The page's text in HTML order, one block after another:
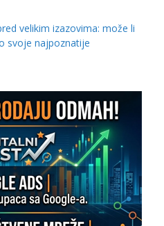
velikim izazovima: može li
svoje najpoznatije